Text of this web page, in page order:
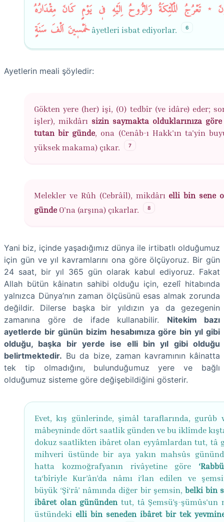
٭ تَعْرُجُ الْمَلٰٓئِكَةُ وَالرُّوحُ اِلَيْهِ ف۪ي يَوْمٍ كَانَ مِقْدَارُهُ
خَمْس۪ينَ اَلْفَ سَنَةٍâyetleri isbat ediyorlar. 6
Ayetlerin meali şöyledir:
Gökten yere (her) işi, (O) tedbîr (ve idâre) eder;
işler), mikdârı sizin saymakta olduklarınıza
tutan bir günde, ona (Cenâb-ı Hakk'ın ta'yin
yüksek makama) çıkar.
7
Melekler ve Rûh (Cebrâîl), mikdârı elli bin sene
günde O'na (arşına) çıkarlar. 8
Yani biz, içinde yaşadığımız dünya ile irtibatlı olduğumuz
için gün ve yıl kavramlarını ona göre ölçüyoruz. Bir gün
24 saat, bir yıl 365 gün olarak kabul ediyoruz. Fakat
Allah bütün kâinatın sahibi olduğu için, ezelî hitabında
yalnızca Dünya’nın zaman ölçüsünü esas almak zorunda
değildir. Dilerse başka bir yıldızın ya da gezegenin
zamanına göre de ifade kullanabilir. Nitekim bazı
ayetlerde bir günün bizim hesabımıza göre bin yıl gibi
olduğu, başka bir yerde ise elli bin yıl gibi olduğu
belirtmektedir. Bu da bize, zaman kavramının kâinatta
tek tip olmadığını, bulunduğumuz yere ve bağlı
olduğumuz sisteme göre değişebildiğini gösterir.
Evet, kış günlerinde, şimâl taraflarında, gurûb
mâbeyninde dört saatlik günden ve bu iklîmde
dokuz saatlikten ibâret olan eyyâmlardan tut, tâ
mihveri üstünde bir aya yakın mahsûs
hatta kozmoğrafyanın rivâyetine göre
ta‘bîriyle Kur’ân’da nâmı i‘lan edilen ve
büyük ‘Şi‘râ’ nâmında diğer bir şemsin, belki bin
ibâret olan günündentut, tâ Şemsü’ş-şümûs'un
üstündeki elli bin seneden ibâret bir tek